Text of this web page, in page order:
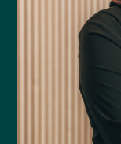
Beratung von
und